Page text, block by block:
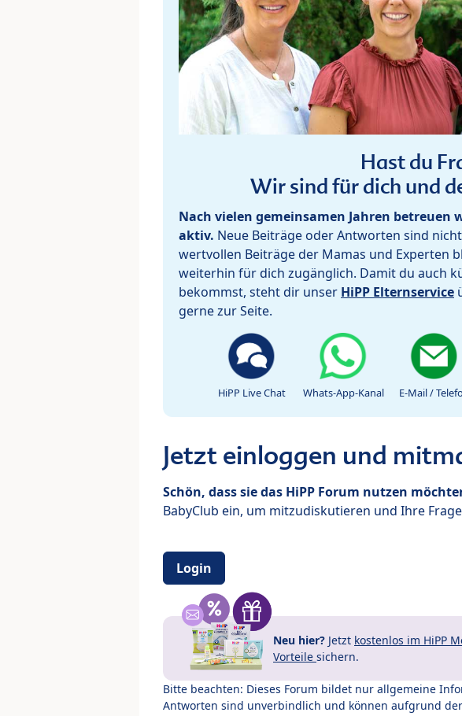
Hast du
Wir sind für dich und
Nach vielen gemeinsamen Jahren betreuen
aktiv. Neue Beiträge oder Antworten sind
wertvollen Beiträge der Mamas und Experten
weiterhin für dich zugänglich. Damit du auch
bekommst, steht dir unser HiPP Elternservice
gerne zur Seite.
HiPP Live Chat Whats-App-Kanal E-Mail /
Jetzt einloggen und
Schön, dass sie das HiPP Forum nutzen
BabyClub ein, um mitzudiskutieren und Ihre
Login
Neu hier? Jetzt kostenlos im HiPP
Vorteile sichern.
Bitte beachten: Dieses Forum bildet nur allgemeine
Antworten sind unverbindlich und können aufgrund